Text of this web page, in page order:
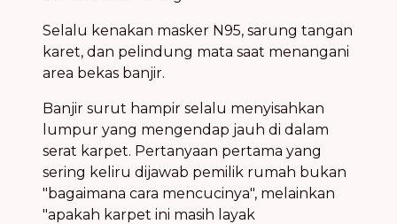
Selalu kenakan masker N95, sarung tangan
karet, dan pelindung mata saat menangani
area bekas banjir.
Banjir surut hampir selalu menyisahkan
lumpur yang mengendap jauh di dalam
serat karpet. Pertanyaan pertama yang
sering keliru dijawab pemilik rumah bukan
"bagaimana cara mencucinya", melainkan
"apakah karpet ini masih layak